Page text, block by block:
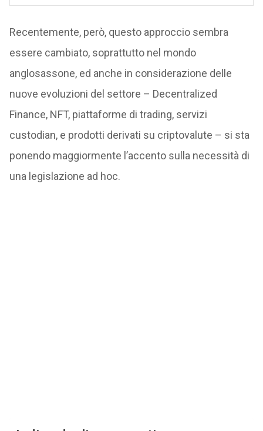
Recentemente, però, questo approccio sembra
essere cambiato, soprattutto nel mondo
anglosassone, ed anche in considerazione delle
nuove evoluzioni del settore – Decentralized
Finance, NFT, piattaforme di trading, servizi
custodian, e prodotti derivati su criptovalute – si sta
ponendo maggiormente l’accento sulla necessità di
una legislazione ad hoc.